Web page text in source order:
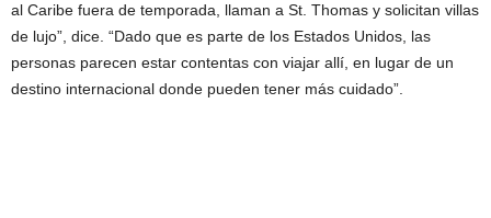
al Caribe fuera de temporada, llaman a St. Thomas y solicitan villas
de lujo”, dice. “Dado que es parte de los Estados Unidos, las
personas parecen estar contentas con viajar allí, en lugar de un
destino internacional donde pueden tener más cuidado”.